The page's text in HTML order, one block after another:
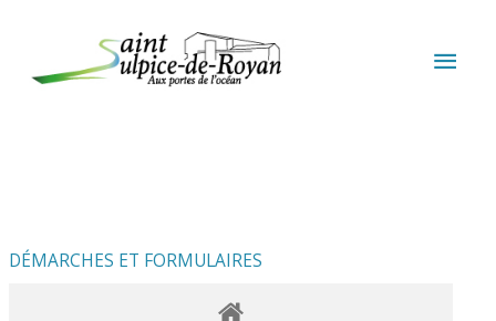
DÉMARCHES ET FORMULAIRES